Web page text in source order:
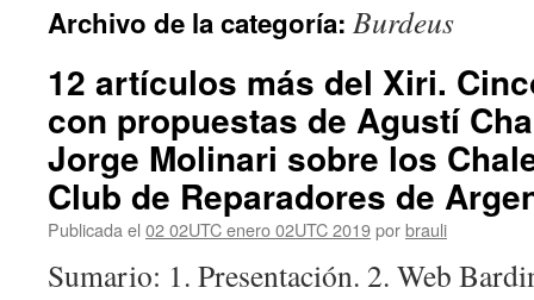
Archivo de la categoría: Burdeus
12 artículos más del Xiri.
con propuestas de Agustí
Jorge Molinari sobre los
Club de Reparadores de
Publicada el 02 02UTC enero 02UTC 2019porbrauli
Sumario: 1. Presentación. 2. Web